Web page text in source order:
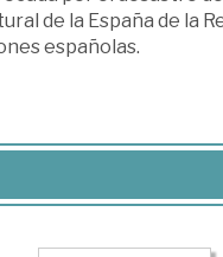
de la España de la
españolas.